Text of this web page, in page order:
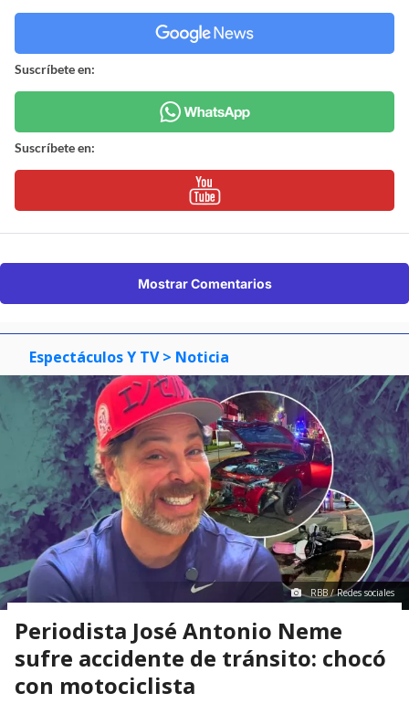
Suscríbete en:
Suscríbete en:
Mostrar Comentarios
Espectáculos Y TV > Noticia
RBB / Redes sociales
Periodista José Antonio Neme
sufre accidente de tránsito: chocó
con motociclista